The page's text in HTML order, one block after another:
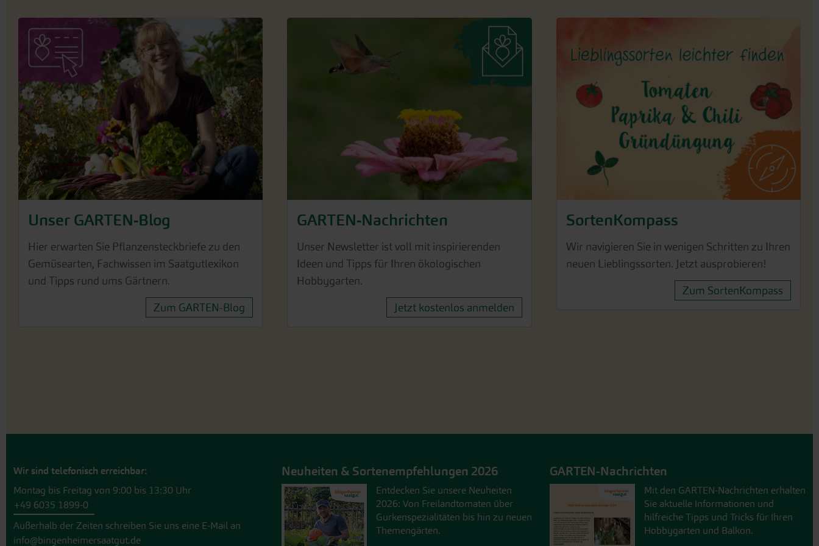
Unser GARTEN-Blog
Hier erwarten Sie Pflanzensteckbriefe zu den
Gemüsearten, Fachwissen im Saatgutlexikon
und Tipps rund ums Gärtnern.
Zum GARTEN-Blog
GARTEN-Nachrichten
Unser Newsletter ist voll mit inspirierenden
Ideen und Tipps für Ihren ökologischen
Hobbygarten.
Jetzt kostenlos anmelden
SortenKompass
Wir navigieren Sie in wenigen Schritten zu Ihren
neuen Lieblingssorten. Jetzt ausprobieren!
Zum SortenKompass
Wir sind telefonisch erreichbar:
Montag bis Freitag von 9:00 bis 13:30 Uhr
+49 6035 1899-0
Außerhalb der Zeiten schreiben Sie uns eine E-Mail an
info@bingenheimersaatgut.de
Neuheiten & Sortenempfehlungen 2026
Entdecken Sie unsere Neuheiten
2026: Von Freilandtomaten über
Gurkenspezialitäten bis hin zu neuen
Themengärten.
GARTEN-Nachrichten
Mit den GARTEN-Nachrichten erhalten
Sie aktuelle Informationen und
hilfreiche Tipps und Tricks für Ihren
Hobbygarten und Balkon.